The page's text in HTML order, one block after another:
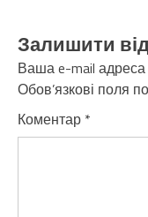
Залишити
Ваша e-mail
Обов’язкові поля
Коментар *